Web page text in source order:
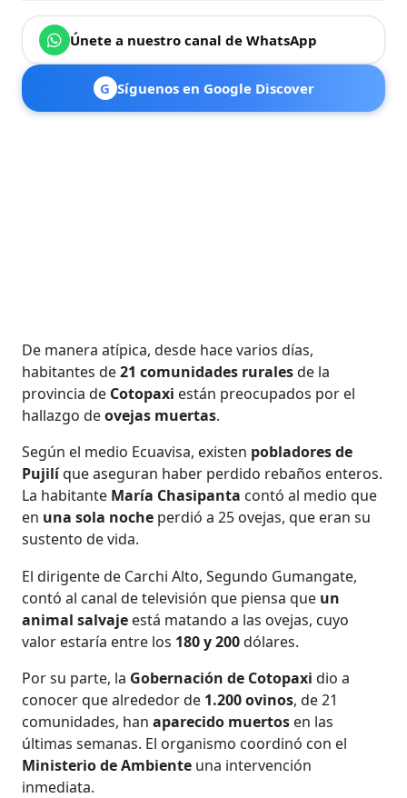
Únete a nuestro canal de WhatsApp
G Síguenos en Google Discover
De manera atípica, desde hace varios días,
habitantes de21 comunidades ruralesde la
provincia de Cotopaxi están preocupados por el
hallazgo deovejas muertas.
Según el medio Ecuavisa, existen pobladores de
Pujilíque aseguran haber perdido rebaños enteros.
La habitante María Chasipanta contó al medio que
en una sola noche perdió a 25 ovejas, que eran su
sustento de vida.
El dirigente de Carchi Alto, Segundo Gumangate,
contó al canal de televisión que piensa que un
animal salvaje está matando a las ovejas, cuyo
valor estaría entre los 180 y 200dólares.
Por su parte, la Gobernación de Cotopaxi dio a
conocer que alrededor de 1.200 ovinos, de 21
comunidades, hanaparecido muertos en las
últimas semanas. El organismo coordinó con el
Ministerio de Ambiente una intervención
inmediata.